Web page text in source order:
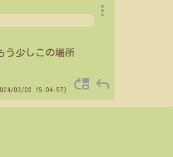
う少しこの場所
more_vert
03/02 15:04:57） move_up reply